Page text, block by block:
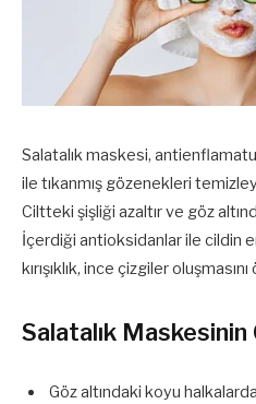
Salatalık maskesi,
ile tıkanmış gözenekleri
Ciltteki şişliği azaltır ve göz
İçerdiği antioksidanlar ile cildin
kırışıklık, ince çizgiler oluşmasını
Salatalık Maskesinin
Göz altındaki koyu